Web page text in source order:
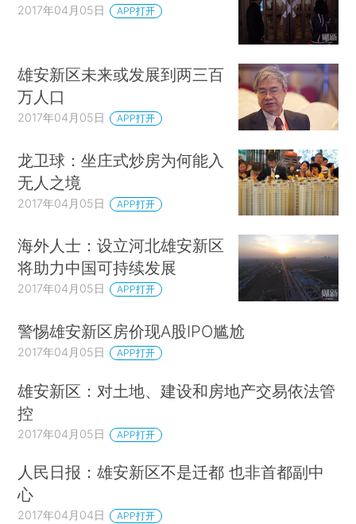
2017年04月05日 APP打开
雄安新区未来或发展到两三百
万人口
2017年04月05日 APP打开
龙卫球：坐庄式炒房为何能入
无人之境
2017年04月05日 APP打开
海外人士：设立河北雄安新区
将助力中国可持续发展
2017年04月05日 APP打开
警惕雄安新区房价现A股IPO尴尬
2017年04月05日 APP打开
雄安新区：对土地、建设和房地产交易依法管
控
2017年04月05日 APP打开
人民日报：雄安新区不是迁都 也非首都副中
心
2017年04月04日 APP打开